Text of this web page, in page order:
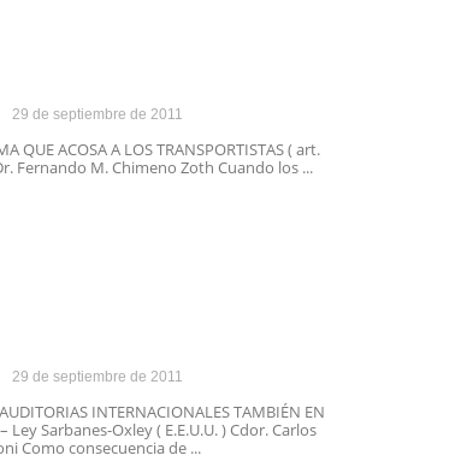
29 de septiembre de 2011
QUE ACOSA A LOS TRANSPORTISTAS ( art.
Fernando M. Chimeno Zoth Cuando los ...
29 de septiembre de 2011
INTERNACIONALES TAMBIÉN EN
Ley Sarbanes-Oxley ( E.E.U.U. ) Cdor. Carlos
Como consecuencia de ...